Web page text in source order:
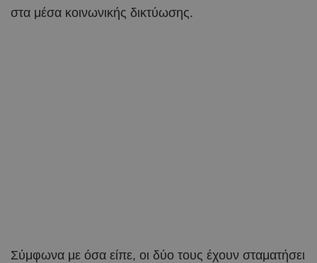
στα μέσα κοινωνικής δικτύωσης.
Σύμφωνα με όσα είπε, οι δύο τους έχουν σταματήσει